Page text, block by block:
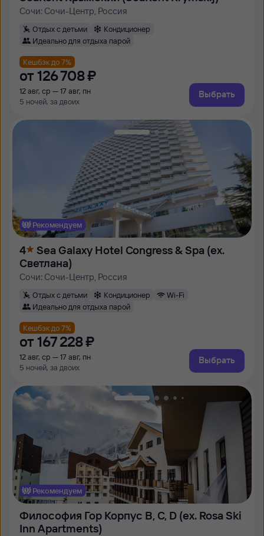
Сочи: Сочи-Центр, Россия
Отдых с детьми
Кондиционер
Идеально для отдыха парой
Кешбэк до 7%
от 126 ⁠708 ⁠₽
12 авг, ср — 17 авг, пн
5 ночей, за двоих
Выбрать
Рекомендуем
4
Sea Galaxy Hotel Congress & Spa (ex.
Светлана)
Сочи: Сочи-Центр, Россия
Отдых с детьми Кондиционер
Wi-Fi
Идеально для отдыха парой
Кешбэк до 7%
от 167 ⁠228 ⁠₽
12 авг, ср — 17 авг, пн
5 ночей, за двоих
Выбрать
Рекомендуем
Философия Гор Корпус B, C, D (ex. Rosa Ski
Inn Apartments)